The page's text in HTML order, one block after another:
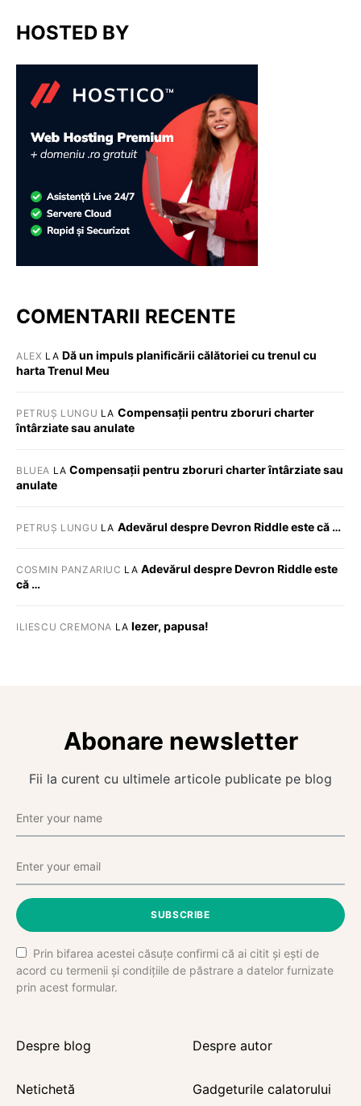
HOSTED BY
COMENTARII RECENTE
ALEX LA Dă un impuls planificării călătoriei cu trenul cu
harta Trenul Meu
PETRUȘ LUNGU LA Compensații pentru zboruri charter
întârziate sau anulate
BLUEA LACompensații pentru zboruri charter întârziate sau
anulate
PETRUȘ LUNGU LA Adevărul despre Devron Riddle este că …
COSMIN PANZARIUC LA Adevărul despre Devron Riddle este
că …
ILIESCU CREMONA LA Iezer, papusa!
Abonare newsletter
Fii la curent cu ultimele articole publicate pe blog
SUBSCRIBE
Prin bifarea acestei căsuțe confirmi că ai citit și ești de
acord cu termenii și condițiile de păstrare a datelor furnizate
prin acest formular.
Despre blog Despre autor
Netichetă Gadgeturile calatorului